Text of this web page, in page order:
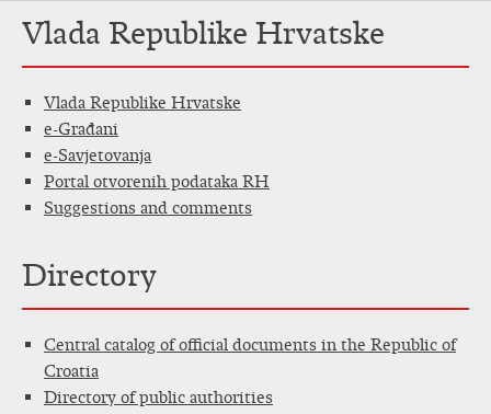
Vlada Republike Hrvatske
Vlada Republike Hrvatske
e-Građani
e-Savjetovanja
Portal otvorenih podataka RH
Suggestions and comments
Directory
Central catalog of official documents in the Republic of
Croatia
Directory of public authorities